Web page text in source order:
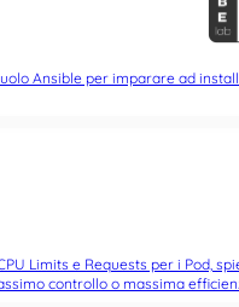
Ansible per imparare ad
Limits e Requests per i Pod,
controllo o massima